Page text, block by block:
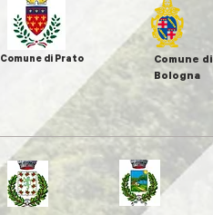
Comune di Prato
Comune di
Bologna